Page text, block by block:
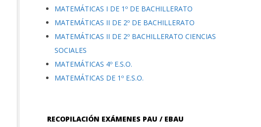
MATEMÁTICAS I DE 1º DE BACHILLERATO
MATEMÁTICAS II DE 2º DE BACHILLERATO
MATEMÁTICAS II DE 2º BACHILLERATO CIENCIAS
SOCIALES
MATEMÁTICAS 4º E.S.O.
MATEMÁTICAS DE 1º E.S.O.
RECOPILACIÓN EXÁMENES PAU / EBAU